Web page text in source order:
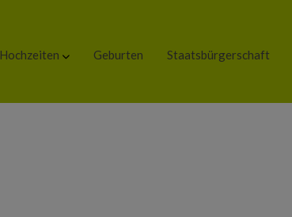
Hochzeiten Geburten Staatsbürgerschaft